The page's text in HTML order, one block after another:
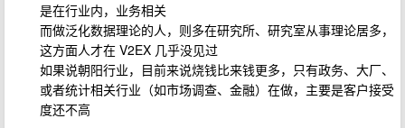
是在行业内，业务相关
而做泛化数据理论的人，则多在研究所、研究室从事理论居多，
这方面人才在 V2EX 几乎没见过
如果说朝阳行业，目前来说烧钱比来钱更多，只有政务、大厂、
或者统计相关行业（如市场调查、金融）在做，主要是客户接受
度还不高